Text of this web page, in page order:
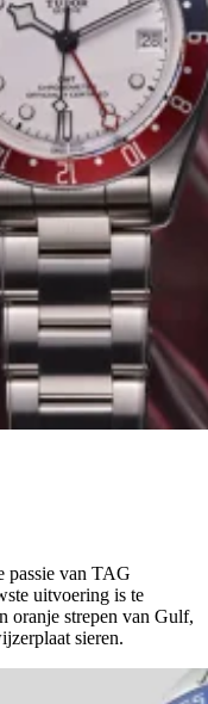
passie van TAG
uitvoering is te
oranje strepen van Gulf,
sieren.